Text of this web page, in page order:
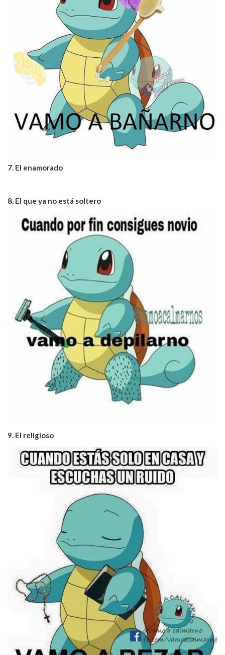
7. El enamorado
8. El que ya no está soltero
9. El religioso